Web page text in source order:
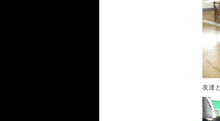
友達